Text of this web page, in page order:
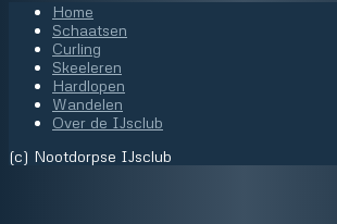
Home
Schaatsen
Curling
Skeeleren
Hardlopen
Wandelen
Over de IJsclub
(c) Nootdorpse IJsclub